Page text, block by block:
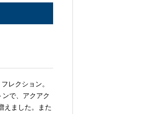
レクション。
で、アクアク
えました。また